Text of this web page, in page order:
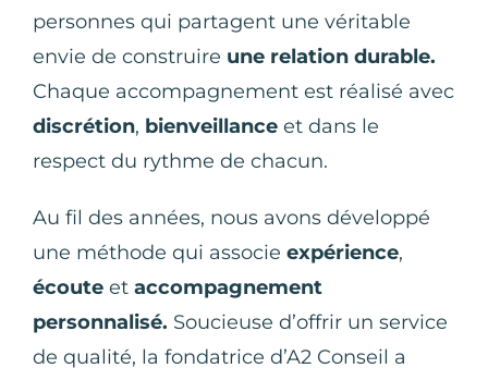
personnes qui partagent une véritable
envie de construire une relation durable.
Chaque accompagnement est réalisé avec
discrétion, bienveillance et dans le
respect du rythme de chacun.
Au fil des années, nous avons développé
une méthode qui associe expérience,
écoute et accompagnement
personnalisé. Soucieuse d’offrir un service
de qualité, la fondatrice d’A2 Conseil a